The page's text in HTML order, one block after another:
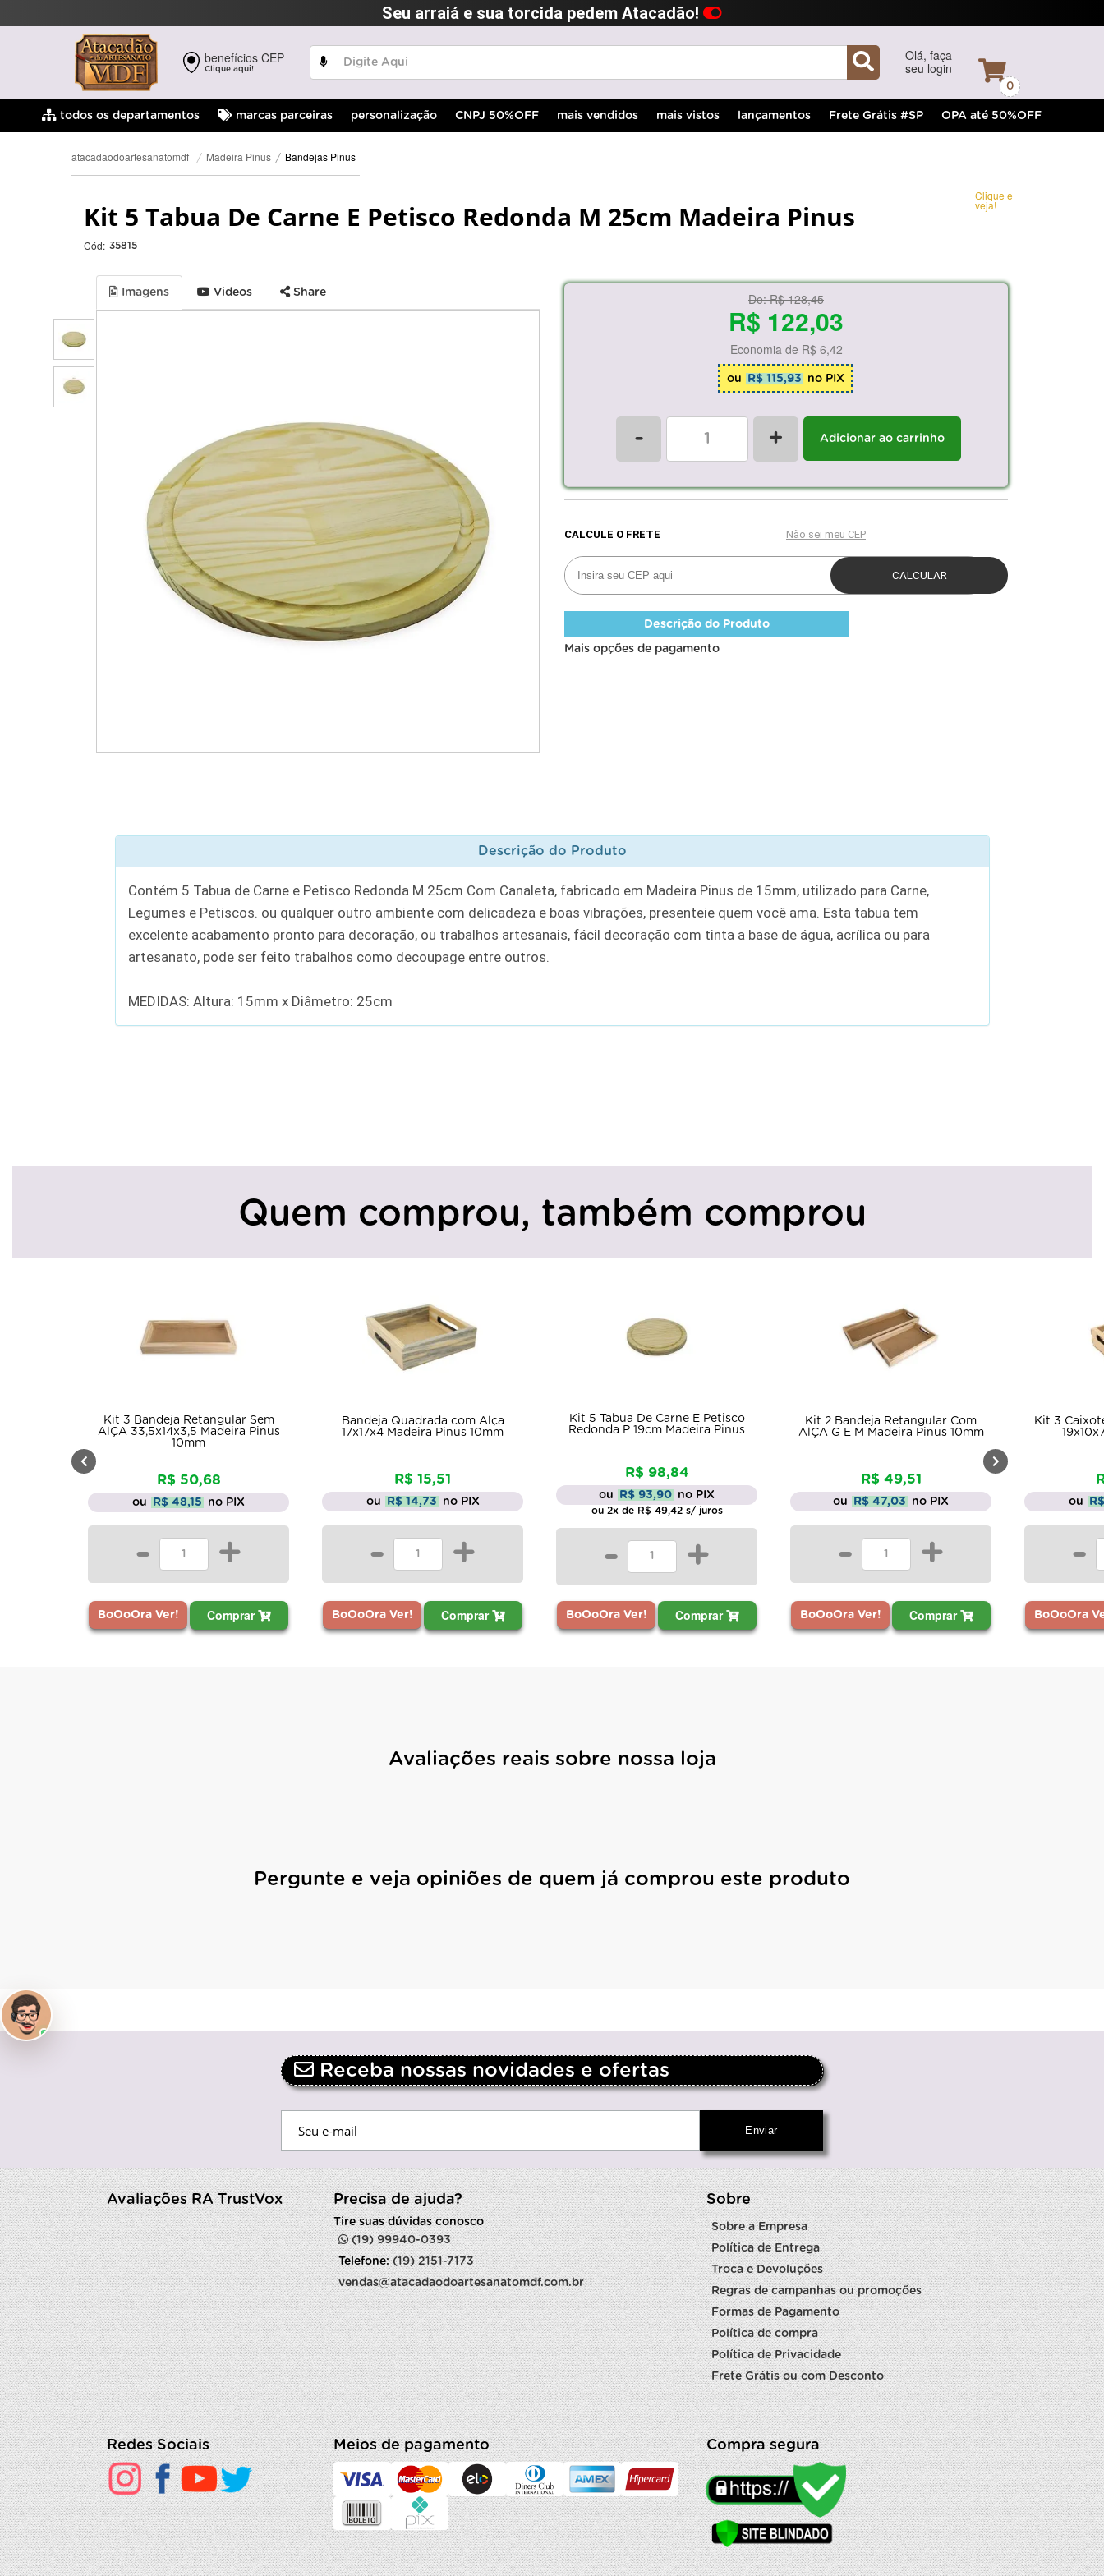
Seu arraiá e sua torcida pedem Atacadão!
benefícios CEP
Clique aqui!
Olá, faça
seu login
0
todos os departamentos marcas parceiras personalização CNPJ 50%OFF mais vendidos mais vistos lançamentos Frete Grátis #SP OPA até 50%OFF
atacadaodoartesanatomdf Madeira Pinus Bandejas Pinus
Kit 5 Tabua De Carne E Petisco Redonda M 25cm Madeira Pinus
Cód: 35815
Clique e
veja!
Imagens Videos Share De:R$ 128,45
R$ 122,03
Economia de R$ 6,42
ou R$ 115,93 no PIX
- + Adicionar ao carrinho
Descrição do Produto
Mais opções de pagamento
Descrição do Produto
Contém 5 Tabua de Carne e Petisco Redonda M 25cm Com Canaleta, fabricado em Madeira Pinus de 15mm, utilizado para Carne,
Legumes e Petiscos. ou qualquer outro ambiente com delicadeza e boas vibrações, presenteie quem você ama. Esta tabua tem
excelente acabamento pronto para decoração, ou trabalhos artesanais, fácil decoração com tinta a base de água, acrílica ou para
artesanato, pode ser feito trabalhos como decoupage entre outros.
MEDIDAS: Altura: 15mm x Diâmetro: 25cm
Quem comprou, também comprou
Kit 3 Bandeja Retangular Sem
AlÇA 33,5x14x3,5 Madeira Pinus
10mm
R$ 50,68
ou R$ 48,15 no PIX
- +
BoOoOra Ver! Comprar
Bandeja Quadrada com Alça
17x17x4 Madeira Pinus 10mm
R$ 15,51
ou R$ 14,73 no PIX
- +
BoOoOra Ver! Comprar
Kit 5 Tabua De Carne E Petisco
Redonda P 19cm Madeira Pinus
R$ 98,84
ou R$ 93,90 no PIX
ou 2x de R$ 49,42 s/ juros
- +
BoOoOra Ver! Comprar
Kit 2 Bandeja Retangular Com
AlÇA G E M Madeira Pinus 10mm
R$ 49,51
ou R$ 47,03 no PIX
- +
BoOoOra Ver! Comprar
Kit 3
ou
-
BoOoOra
Avaliações reais sobre nossa loja
Pergunte e veja opiniões de quem já comprou este produto
Receba nossas novidades e ofertas
Avaliações RA TrustVox Precisa de ajuda?
Tire suas dúvidas conosco
(19) 99940-0393
Telefone:(19) 2151-7173
vendas@atacadaodoartesanatomdf.com.br
Sobre
Sobre a Empresa
Política de Entrega
Troca e Devoluções
Regras de campanhas ou promoções
Formas de Pagamento
Política de compra
Política de Privacidade
Frete Grátis ou com Desconto
Redes Sociais Meios de pagamento Compra segura